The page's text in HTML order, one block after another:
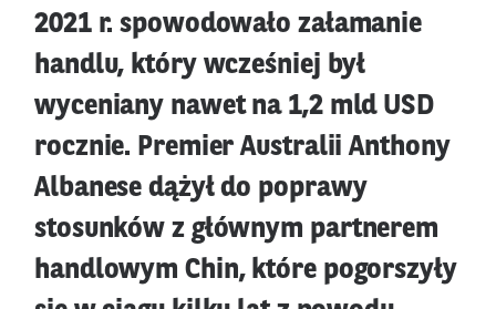
2021 r. spowodowało załamanie
handlu, który wcześniej był
wyceniany nawet na 1,2 mld USD
rocznie. Premier Australii Anthony
Albanese dążył do poprawy
stosunków z głównym partnerem
handlowym Chin, które pogorszyły